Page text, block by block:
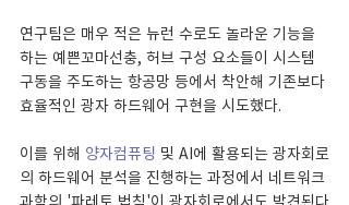
연구팀은 매우 적은 뉴런 수로도 놀라운 기능을
하는 예쁜꼬마선충, 허브 구성 요소들이 시스템
구동을 주도하는 항공망 등에서 착안해 기존보다
효율적인 광자 하드웨어 구현을 시도했다.
이를 위해 양자컴퓨팅 및 AI에 활용되는 광자회로
의 하드웨어 분석을 진행하는 과정에서 네트워크
과학의 '파레토 법칙'이 광자회로에서도 발견된다